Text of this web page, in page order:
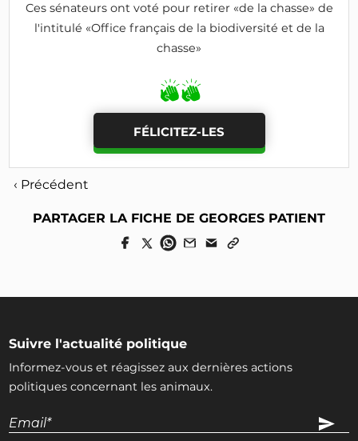
Ces sénateurs ont voté pour retirer «de la chasse» de
l'intitulé «Office français de la biodiversité et de la
chasse»
FÉLICITEZ-LES
‹ Précédent
PARTAGER LA FICHE DE GEORGES PATIENT
Suivre l'actualité politique
Informez-vous et réagissez aux dernières actions
politiques concernant les animaux.